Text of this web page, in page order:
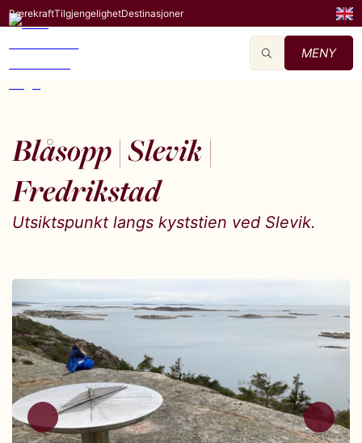
BærekraftTilgjengelighetDestinasjoner
MENY
Blåsopp | Slevik |
Fredrikstad
Utsiktspunkt langs kyststien ved Slevik.